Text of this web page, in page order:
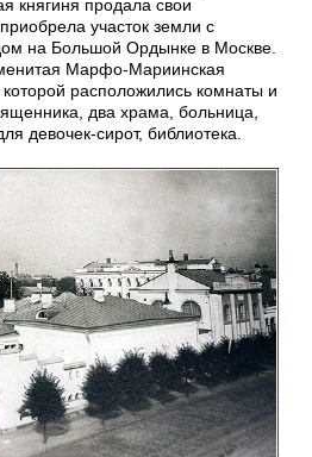
княгиня продала свои
участок земли с
на Большой Ордынке в Москве.
Марфо-Мариинская
расположились комнаты и
два храма, больница,
девочек-сирот, библиотека.